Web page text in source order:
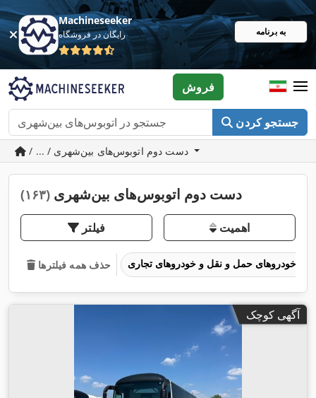
Machineseeker
رایگان در فروشگاه به برنامه
جستجو کردن
فروش
/ ... / دست دوم اتوبوس‌های بین‌شهری
دست دوم اتوبوس‌های بین‌شهری (۱۶۳)
فیلتر اهمیت
حذف همه فیلترها
آگهی کوچک